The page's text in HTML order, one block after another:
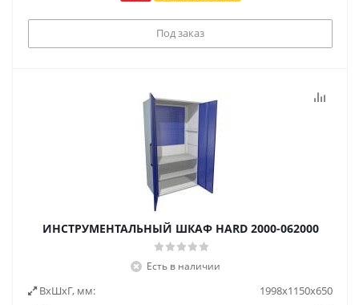
Под заказ
ИНСТРУМЕНТАЛЬНЫЙ ШКАФ HARD 2000-062000
Есть в наличии
ВxШxГ, мм:
1998x1150x650